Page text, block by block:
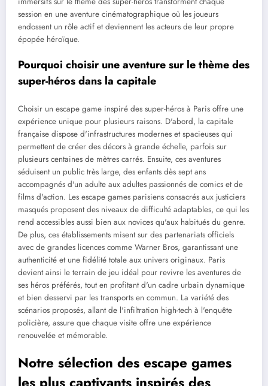
session en une aventure cinématographique où les joueurs
endossent un rôle actif et deviennent les acteurs de leur propre
épopée héroïque.
Pourquoi choisir une aventure sur le thème des
super-héros dans la capitale
Choisir un escape game inspiré des super-héros à Paris offre une
expérience unique pour plusieurs raisons. D'abord, la capitale
française dispose d'infrastructures modernes et spacieuses qui
permettent de créer des décors à grande échelle, parfois sur
plusieurs centaines de mètres carrés. Ensuite, ces aventures
séduisent un public très large, des enfants dès sept ans
accompagnés d'un adulte aux adultes passionnés de comics et de
films d'action. Les escape games parisiens consacrés aux justiciers
masqués proposent des niveaux de difficulté adaptables, ce qui les
rend accessibles aussi bien aux novices qu'aux habitués du genre.
De plus, ces établissements misent sur des partenariats officiels
avec de grandes licences comme Warner Bros, garantissant une
authenticité et une fidélité totale aux univers originaux. Paris
devient ainsi le terrain de jeu idéal pour revivre les aventures de
ses héros préférés, tout en profitant d'un cadre urbain dynamique
et bien desservi par les transports en commun. La variété des
scénarios proposés, allant de l'infiltration high-tech à l'enquête
policière, assure que chaque visite offre une expérience
renouvelée et mémorable.
Notre sélection des escape games